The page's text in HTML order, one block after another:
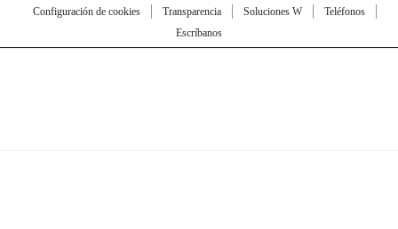
Configuración de cookies
Transparencia Soluciones W
Teléfonos
Escríbanos